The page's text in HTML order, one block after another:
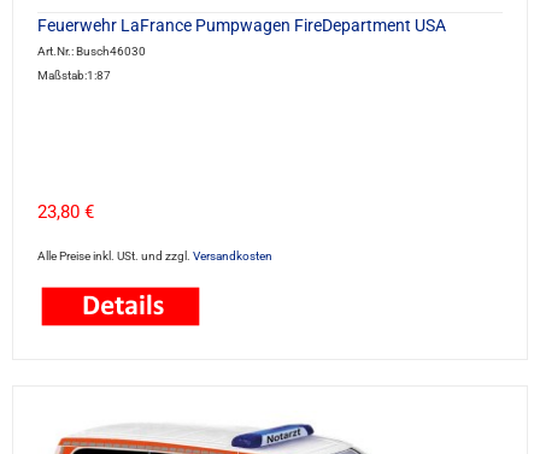
Feuerwehr LaFrance Pumpwagen FireDepartment USA
Art.Nr.: Busch46030
Maßstab:1:87
23,80 €
Alle Preise inkl. USt. und zzgl. Versandkosten